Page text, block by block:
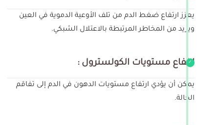
يعزز ارتفاع ضغط الدم من تلف الأوعية الدموية في العين
ويزيد من المخاطر المرتبطة بالاعتلال الشبكي.
ارتفاع مستويات الكولسترول :
يمكن أن يؤدي ارتفاع مستويات الدهون في الدم إلى تفاقم
الحالة.